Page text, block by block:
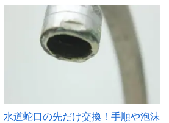
水道蛇口の先だけ交換！手順や泡沫